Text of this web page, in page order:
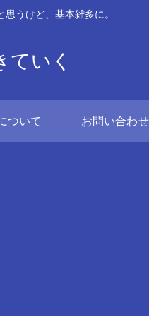
うけど、基本雑多に。
ていく
ついて お問い合わせ